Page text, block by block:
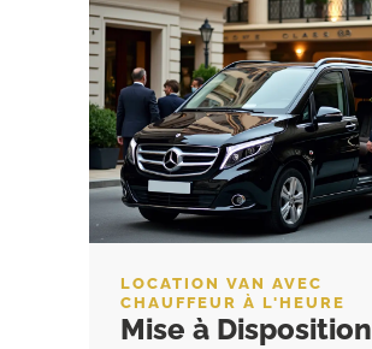
LOCATION VAN AVEC
CHAUFFEUR À L'HEURE
Mise à Disposition